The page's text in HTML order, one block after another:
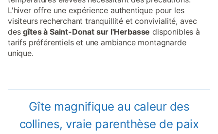
L'hiver offre une expérience authentique pour les
visiteurs recherchant tranquillité et convivialité, avec
desgîtes à Saint-Donat sur l'Herbasse disponibles à
tarifs préférentiels et une ambiance montagnarde
unique.
Gîte magnifique au caleur des
collines, vraie parenthèse de paix